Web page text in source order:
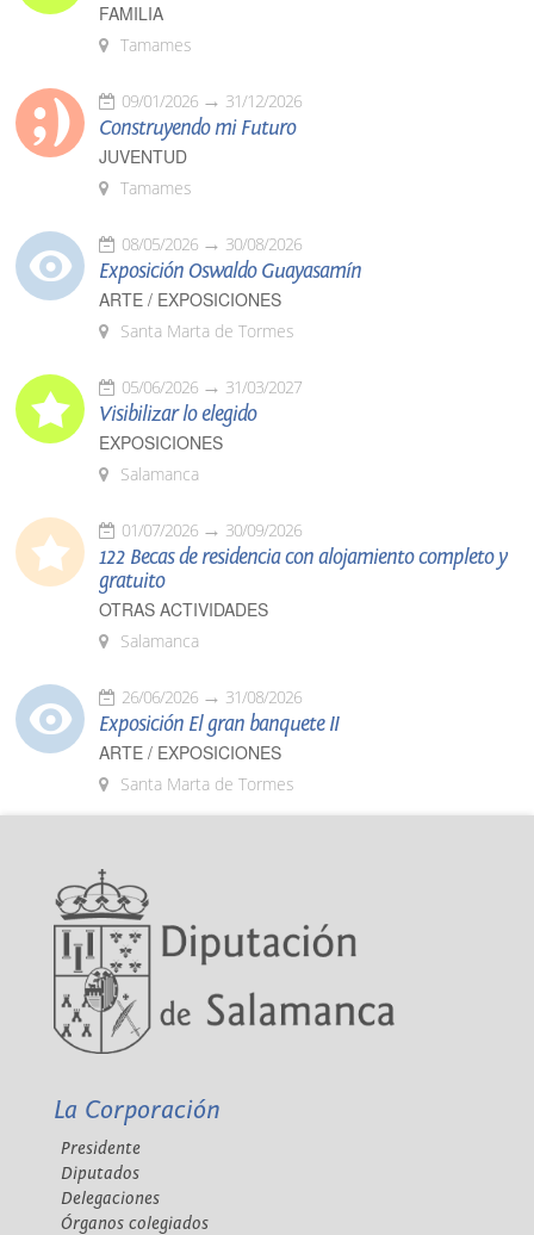
FAMILIA
Tamames
09/01/2026 31/12/2026
Construyendo mi Futuro
JUVENTUD
Tamames
08/05/2026 30/08/2026
Exposición Oswaldo Guayasamín
ARTE / EXPOSICIONES
Santa Marta de Tormes
05/06/2026 31/03/2027
Visibilizar lo elegido
EXPOSICIONES
Salamanca
01/07/2026 30/09/2026
122 Becas de residencia con alojamiento completo y
gratuito
OTRAS ACTIVIDADES
Salamanca
26/06/2026 31/08/2026
Exposición El gran banquete II
ARTE / EXPOSICIONES
Santa Marta de Tormes
La Corporación
Presidente
Diputados
Delegaciones
Órganos colegiados